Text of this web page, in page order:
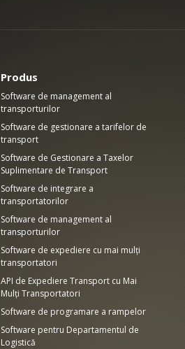
Produs
Software de management al
transporturilor
Software de gestionare a tarifelor de
transport
Software de Gestionare a Taxelor
Suplimentare de Transport
Software de integrare a
transportatorilor
Software de management al
transporturilor
Software de expediere cu mai mulți
transportatori
API de Expediere Transport cu Mai
Mulți Transportatori
Software de programare a rampelor
Software pentru Departamentul de
Logistică